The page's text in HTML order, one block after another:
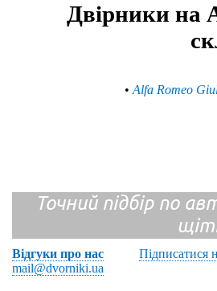
Двірники на
• Alfa Romeo
Точний підбір по
Відгуки про нас Підписатися
mail@dvorniki.ua